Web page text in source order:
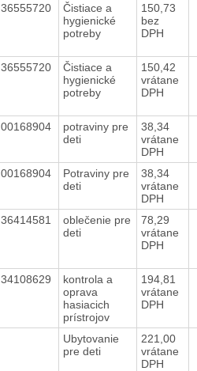
36555720
Čistiace a
hygienické
potreby
150,73
bez
DPH
36555720
Čistiace a
hygienické
potreby
150,42
vrátane
DPH
00168904
potraviny pre
deti
38,34
vrátane
DPH
00168904
Potraviny pre
deti
38,34
vrátane
DPH
36414581
oblečenie pre
deti
78,29
vrátane
DPH
34108629
kontrola a
oprava
hasiacich
prístrojov
194,81
vrátane
DPH
Ubytovanie
pre deti
221,00
vrátane
DPH